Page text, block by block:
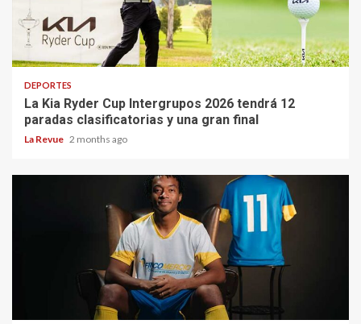
DEPORTES
La Kia Ryder Cup Intergrupos 2026 tendrá 12
paradas clasificatorias y una gran final
La Revue 2 months ago